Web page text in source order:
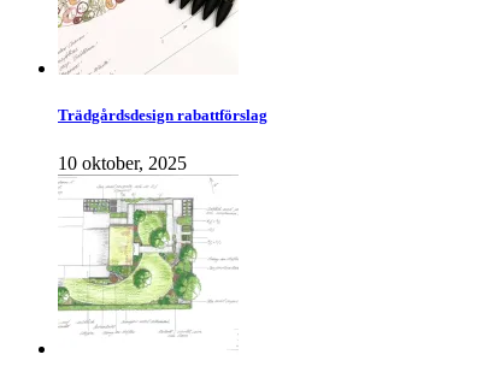
Trädgårdsdesign rabattförslag
10 oktober, 2025